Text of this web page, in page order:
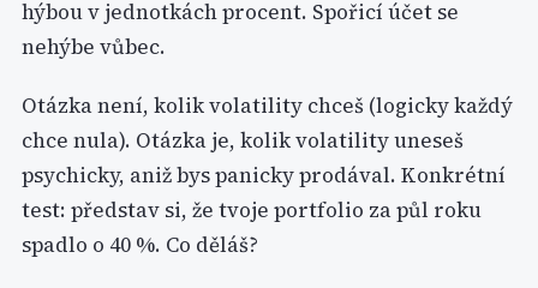
hýbou v jednotkách procent. Spořicí účet se
nehýbe vůbec.
Otázka není, kolik volatility chceš (logicky každý
chce nula). Otázka je, kolik volatility uneseš
psychicky, aniž bys panicky prodával. Konkrétní
test: představ si, že tvoje portfolio za půl roku
spadlo o 40 %. Co děláš?